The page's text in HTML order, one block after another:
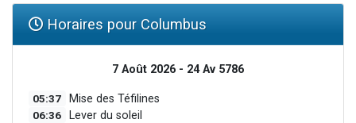
Horaires pour Columbus
7 Août 2026 - 24 Av 5786
05:37 Mise des Téfilines
06:36 Lever du soleil